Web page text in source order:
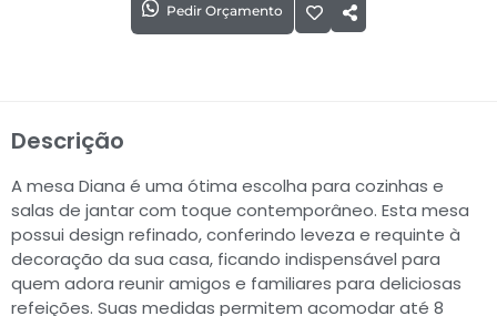
Pedir Orçamento
Descrição
A mesa Diana é uma ótima escolha para cozinhas e
salas de jantar com toque contemporâneo. Esta mesa
possui design refinado, conferindo leveza e requinte à
decoração da sua casa, ficando indispensável para
quem adora reunir amigos e familiares para deliciosas
refeições. Suas medidas permitem acomodar até 8